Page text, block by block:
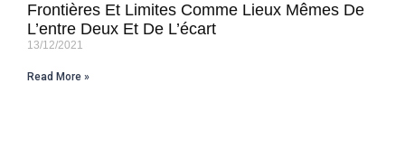
Frontières Et Limites Comme Lieux Mêmes De
L’entre Deux Et De L’écart
13/12/2021
Read More »